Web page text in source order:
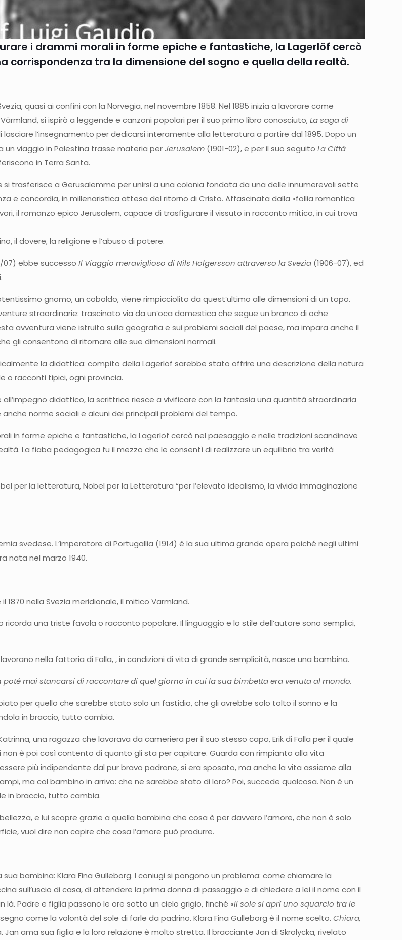
i drammi morali in forme epiche e fantastiche, la Lagerlöf cercò
corrispondenza tra la dimensione del sogno e quella della realtà.
quasi ai confini con la Norvegia, nel novembre 1858. Nel 1885 inizia a lavorare come
si ispirò a leggende e canzoni popolari per il suo primo libro conosciuto,La saga di
lasciare l’insegnamento per dedicarsi interamente alla letteratura a partire dal 1895. Dopo un
un viaggio in Palestina trasse materia perJerusalem (1901-02), e per il suo seguitoLa Città
in Terra Santa.
si trasferisce a Gerusalemme per unirsi a una colonia fondata da una delle innumerevoli sette
e concordia, in millenaristica attesa del ritorno di Cristo. Affascinata dalla «follia romantica
il romanzo epico Jerusalem, capace di trasfigurare il vissuto in racconto mitico, in cui trova
il dovere, la religione e l’abuso di potere.
07) ebbe successoIl Viaggio meraviglioso di Nils Holgersson attraverso la Svezia (1906-07), ed
gnomo, un coboldo, viene rimpicciolito da quest’ultimo alle dimensioni di un topo.
straordinarie: trascinato via da un’oca domestica che segue un branco di oche
avventura viene istruito sulla geografia e sui problemi sociali del paese, ma impara anche il
gli consentono di ritornare alle sue dimensioni normali.
la didattica: compito della Lagerlöf sarebbe stato offrire una descrizione della natura
o racconti tipici, ogni provincia.
didattico, la scrittrice riesce a vivificare con la fantasia una quantità straordinaria
norme sociali e alcuni dei principali problemi del tempo.
in forme epiche e fantastiche, la Lagerlöf cercò nel paesaggio e nelle tradizioni scandinave
La fiaba pedagogica fu il mezzo che le consentì di realizzare un equilibrio tra verità
per la letteratura, Nobel per la Letteratura “per l’elevato idealismo, la vivida immaginazione
svedese. L’imperatore di Portugallia (1914) è la sua ultima grande opera poiché negli ultimi
nata nel marzo 1940.
nella Svezia meridionale, il mitico Varmland.
una triste favola o racconto popolare. Il linguaggio e lo stile dell’autore sono semplici,
nella fattoria di Falla, , in condizioni di vita di grande semplicità, nasce una bambina.
mai stancarsi di raccontare di quel giorno in cui la sua bimbetta era venuta al mondo.
per quello che sarebbe stato solo un fastidio, che gli avrebbe solo tolto il sonno e la
in braccio, tutto cambia.
una ragazza che lavorava da cameriera per il suo stesso capo, Erik di Falla per il quale
è poi così contento di quanto gli sta per capitare. Guarda con rimpianto alla vita
più indipendente dal pur bravo padrone, si era sposato, ma anche la vita assieme alla
ma col bambino in arrivo: che ne sarebbe stato di loro? Poi, succede qualcosa. Non è un
in braccio, tutto cambia.
e lui scopre grazie a quella bambina che cosa è per davvero l’amore, che non è solo
vuol dire non capire che cosa l’amore può produrre.
bambina: Klara Fina Gulleborg. I coniugi si pongono un problema: come chiamare la
sull’uscio di casa, di attendere la prima donna di passaggio e di chiedere a lei il nome con il
là. Padre e figlia passano le ore sotto un cielo grigio, finché«il sole si aprì uno squarcio tra le
come la volontà del sole di farle da padrino. Klara Fina Gulleborg è il nome scelto.Chiara,
ama sua figlia e la loro relazione è molto stretta. Il bracciante Jan di Skrolycka, rivelato